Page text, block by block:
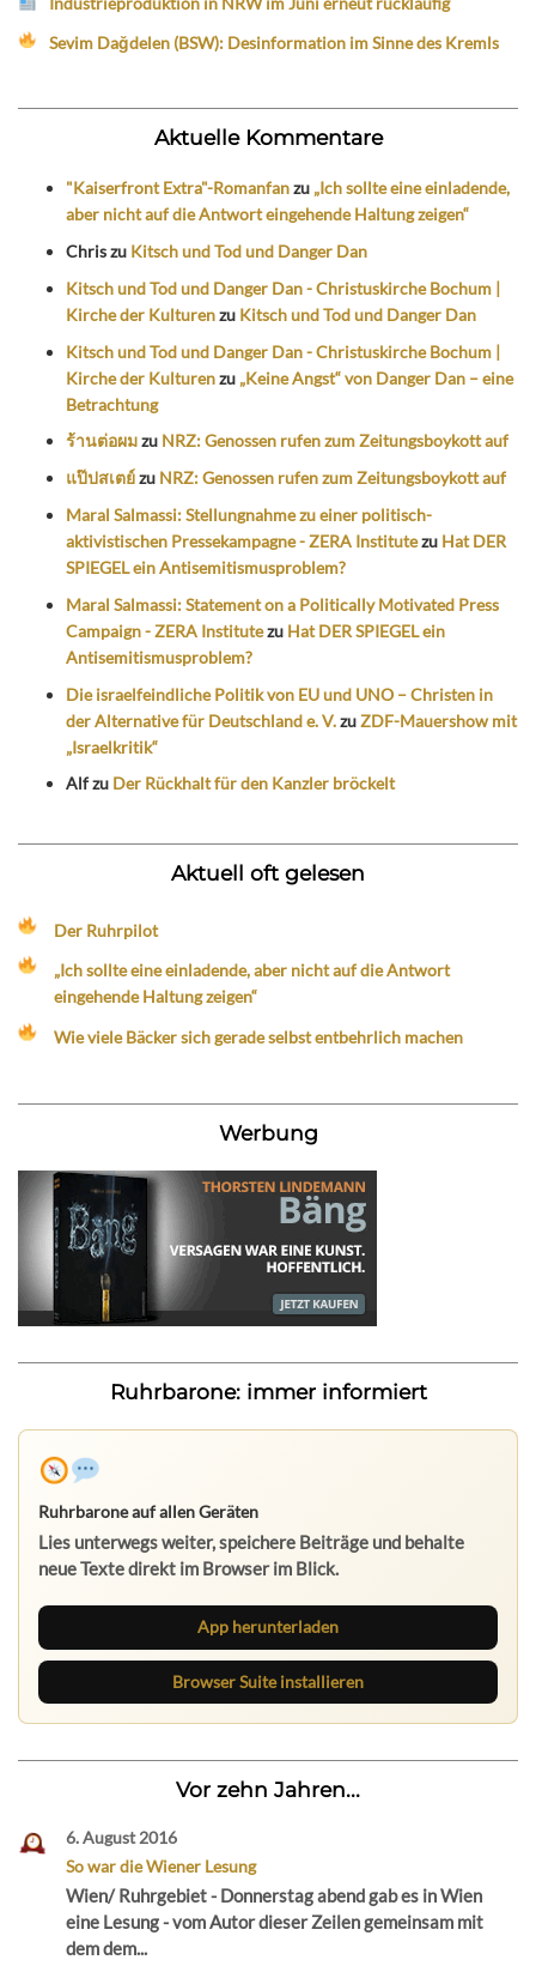
Sevim Dağdelen (BSW): Desinformation im Sinne des Kremls
Aktuelle Kommentare
"Kaiserfront Extra"-Romanfanzu „Ich sollte eine einladende,
aber nicht auf die Antwort eingehende Haltung zeigen“
Chriszu Kitsch und Tod und Danger Dan
Kitsch und Tod und Danger Dan - Christuskirche Bochum |
Kirche der Kulturenzu Kitsch und Tod und Danger Dan
Kitsch und Tod und Danger Dan - Christuskirche Bochum |
Kirche der Kulturenzu „Keine Angst“ von Danger Dan – eine
Betrachtung
ร้านต่อผมzu NRZ: Genossen rufen zum Zeitungsboykott auf
แป๊ปสเตย์zu NRZ: Genossen rufen zum Zeitungsboykott auf
Maral Salmassi: Stellungnahme zu einer politisch-
aktivistischen Pressekampagne - ZERA Institutezu Hat DER
SPIEGEL ein Antisemitismusproblem?
Maral Salmassi: Statement on a Politically Motivated Press
Campaign - ZERA Institutezu Hat DER SPIEGEL ein
Antisemitismusproblem?
Die israelfeindliche Politik von EU und UNO – Christen in
der Alternative für Deutschland e. V.zuZDF-Mauershow mit
„Israelkritik“
Alfzu Der Rückhalt für den Kanzler bröckelt
Aktuell oft gelesen
Der Ruhrpilot
„Ich sollte eine einladende, aber nicht auf die Antwort
eingehende Haltung zeigen“
Wie viele Bäcker sich gerade selbst entbehrlich machen
Werbung
Ruhrbarone: immer informiert
Ruhrbarone auf allen Geräten
Lies unterwegs weiter, speichere Beiträge und behalte
neue Texte direkt im Browser im Blick.
App herunterladen
Browser Suite installieren
Vor zehn Jahren...
6. August 2016
So war die Wiener Lesung
Wien/ Ruhrgebiet - Donnerstag abend gab es in Wien
eine Lesung - vom Autor dieser Zeilen gemeinsam mit
dem dem...